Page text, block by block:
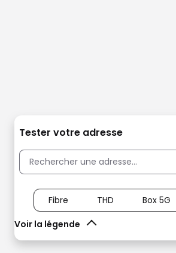
Tester votre adresse
Voir la légende
Fibre THD Box 5G